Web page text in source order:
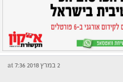
2 במרץ 2018 at 7:36